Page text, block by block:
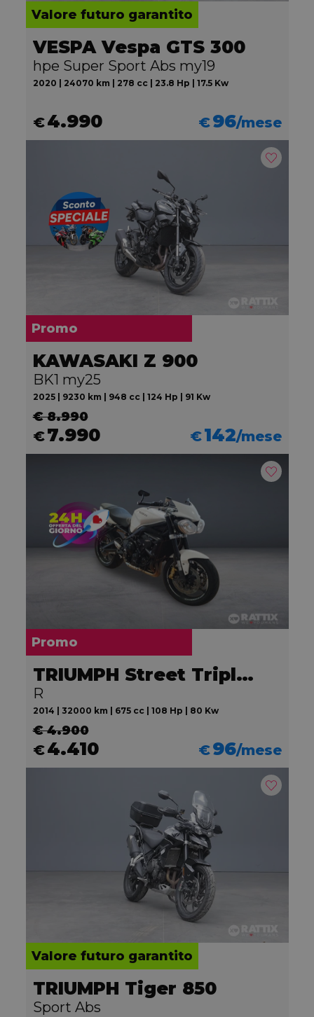
Valore futuro garantito
VESPA Vespa GTS 300
hpe Super Sport Abs my19
2020 | 24070 km | 278 cc | 23.8 Hp | 17.5 Kw
€4.990 €96/mese
Promo
KAWASAKI Z 900
BK1 my25
2025 | 9230 km | 948 cc | 124 Hp | 91 Kw
€ 8.990
€7.990 €142/mese
Promo
TRIUMPH Street Triple 675
R
2014 | 32000 km | 675 cc | 108 Hp | 80 Kw
€ 4.900
€4.410 €96/mese
Valore futuro garantito
TRIUMPH Tiger 850
Sport Abs